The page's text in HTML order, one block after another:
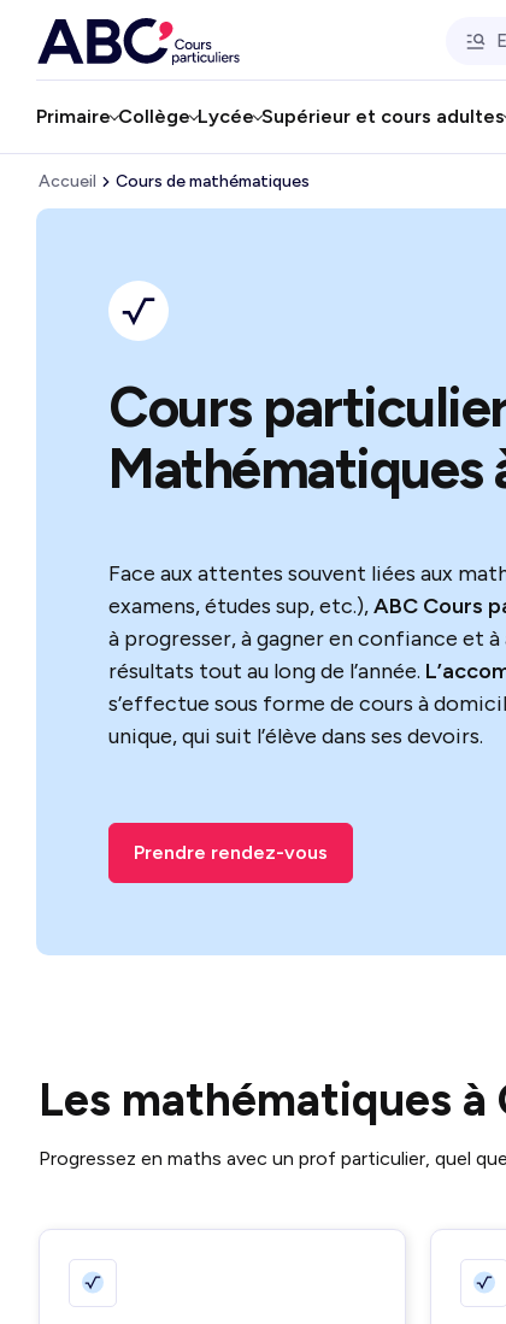
Primaire Collège Lycée Supérieur et cours adultes
Accueil Cours de mathématiques
Cours
Mathématiques
Face aux attentes souvent liées aux
examens, études sup, etc.),ABC Cours
à progresser, à gagner en confiance et
résultats tout au long de l’année.
s’effectue sous forme de cours à
unique, qui suit l’élève dans ses devoirs.
Prendre rendez-vous
Les mathématiques à
Progressez en maths avec un prof particulier, quel